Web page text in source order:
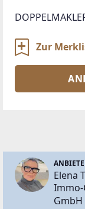
Zur
Elena
GmbH